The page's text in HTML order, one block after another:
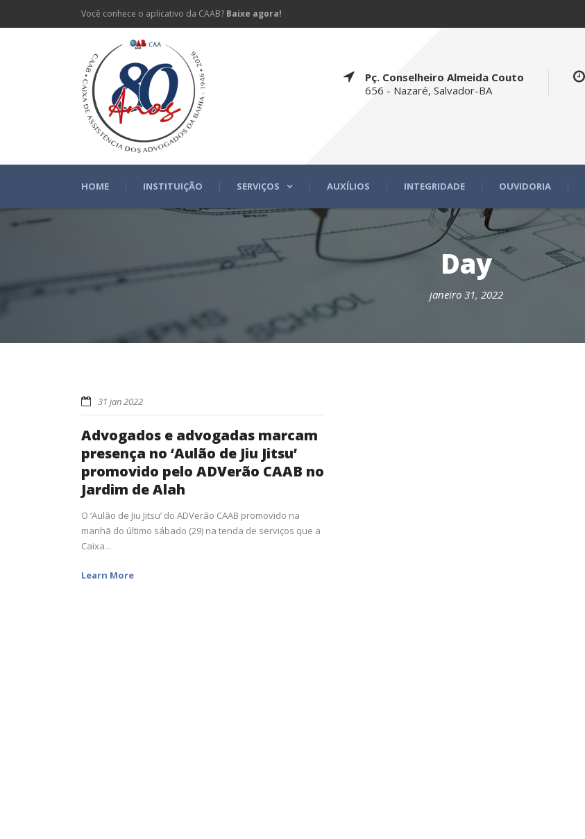
Você conhece o aplicativo da CAAB? Baixe agora!
Pç. Conselheiro Almeida Couto
656 - Nazaré, Salvador-BA
HOME INSTITUIÇÃO SERVIÇOS AUXÍLIOS INTEGRIDADE OUVIDORIA
Day
janeiro 31, 2022
31 jan 2022
Advogados e advogadas marcam
presença no ‘Aulão de Jiu Jitsu’
promovido pelo ADVerão CAAB no
Jardim de Alah
O ‘Aulão de Jiu Jitsu’ do ADVerão CAAB promovido na
manhã do último sábado (29) na tenda de serviços que a
Caixa...
Learn More